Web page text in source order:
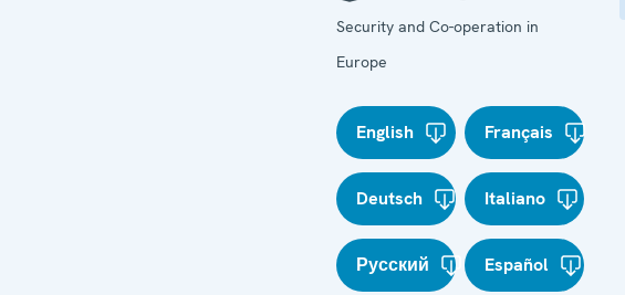
Security and Co-operation in
Europe
English Français
Deutsch Italiano
Русский Español